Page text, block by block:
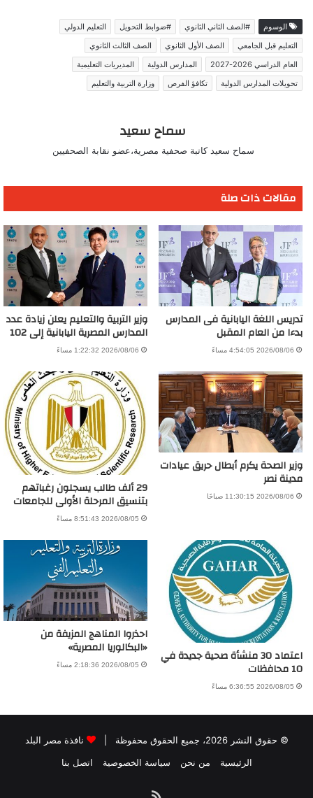
الوسوم #الصف الثاني الثانوي #ضوابط التحويل
التعليم الدولي
التعليم قبل الجامعي
الصف الأول الثانوي
الصف الثالث الثانوي
العام الدراسي 2026-2027
المدارس الدولية
المديريات التعليمية
تحويلات المدارس الدولية
تكافؤ الفرص وزارة التربية والتعليم
سماح سعيد
سماح سعيد كاتبة صحفية مصرية،عضو نقابة الصحفيين
مقالات ذات صلة
تدريس اللغة اليابانية فى المدارس
بدءا من العام المقبل
2026/08/06 4:54:05 مساءً
وزير التربية والتعليم يعلن زيادة عدد
المدارس المصرية اليابانية إلى 102
2026/08/06 1:22:32 مساءً
وزير الصحة يكرم أبطال حريق عيادات
مدينة نصر
2026/08/06 11:30:15 صباحًا 29 ألف طالب يسجلون رغباتهم
بتنسيق المرحلة الأولى للجامعات
2026/08/05 8:51:43 مساءً
اعتماد 30 منشأة صحية جديدة في
10 محافظات
2026/08/05 6:36:55 مساءً
احذروا المناهج المزيفة من
«البكالوريا المصرية»
2026/08/05 2:18:36 مساءً
© حقوق النشر 2026، جميع الحقوق محفوظة |
نافذة مصر البلد
الرئيسية
من نحن سياسة الخصوصية اتصل بنا